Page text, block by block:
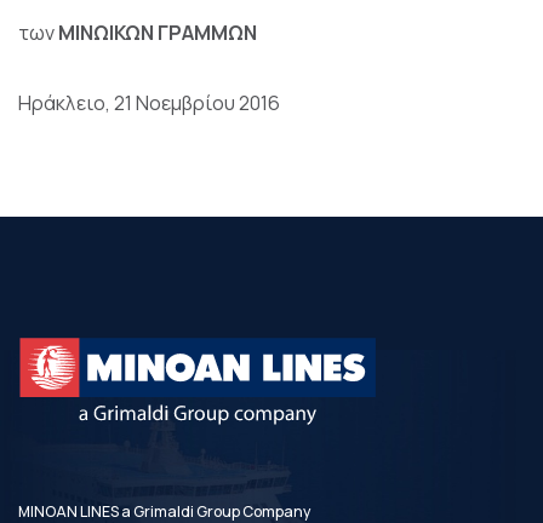
τωνΜΙΝΩΙΚΩΝ ΓΡΑΜΜΩΝ
Ηράκλειο, 21 Νοεμβρίου 2016
MINOAN LINES a Grimaldi Group Company